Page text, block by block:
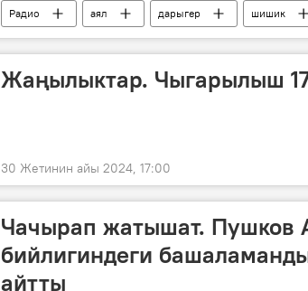
Радио аял дарыгер шишик
Кыргызстан
Нурбек Букуев
Жаңылыктар. Чыгарылыш
30 Жетинин айы 2024, 17:00
Чачырап жатышат.
бийлигиндеги
айтты